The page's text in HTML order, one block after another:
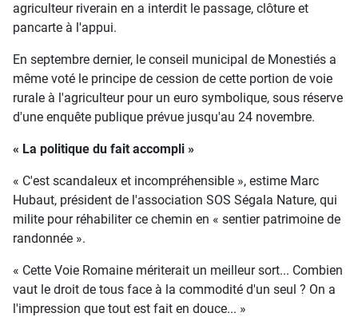
agriculteur riverain en a interdit le passage, clôture et
pancarte à l'appui.
En septembre dernier, le conseil municipal de Monestiés a
même voté le principe de cession de cette portion de voie
rurale à l'agriculteur pour un euro symbolique, sous réserve
d'une enquête publique prévue jusqu'au 24 novembre.
« La politique du fait accompli »
« C'est scandaleux et incompréhensible », estime Marc
Hubaut, président de l'association SOS Ségala Nature, qui
milite pour réhabiliter ce chemin en « sentier patrimoine de
randonnée ».
« Cette Voie Romaine mériterait un meilleur sort... Combien
vaut le droit de tous face à la commodité d'un seul ? On a
l'impression que tout est fait en douce... »